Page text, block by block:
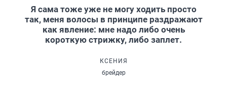
Я сама тоже уже не могу ходить просто
так, меня волосы в принципе раздражают
как явление: мне надо либо очень
короткую стрижку, либо заплет.
КСЕНИЯ
брейдер